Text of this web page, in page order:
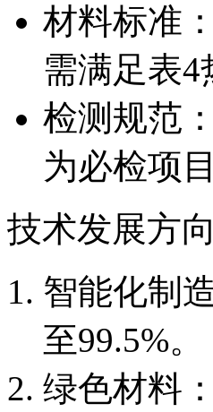
材料标准
需满足表
检测规范
为必检项
技术发展方向
智能化制
至99.5%。
绿色材料